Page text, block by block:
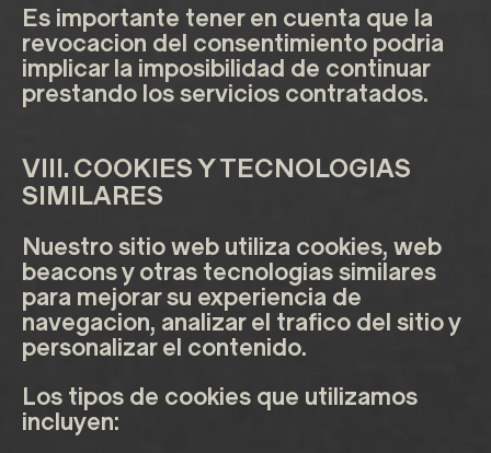
Es importante tener en cuenta que la
revocacion del consentimiento podria
implicar la imposibilidad de continuar
prestando los servicios contratados.
VIII. COOKIES Y TECNOLOGIAS
SIMILARES
Nuestro sitio web utiliza cookies, web
beacons y otras tecnologias similares
para mejorar su experiencia de
navegacion, analizar el trafico del sitio y
personalizar el contenido.
Los tipos de cookies que utilizamos
incluyen: